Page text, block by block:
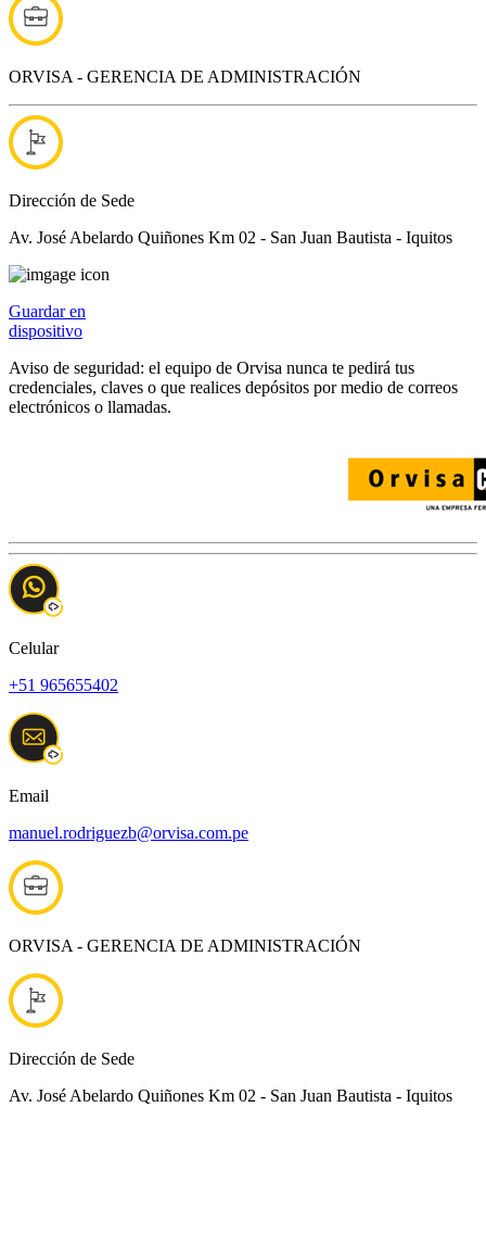
ORVISA - GERENCIA DE ADMINISTRACIÓN
Dirección de Sede
Av. José Abelardo Quiñones Km 02 - San Juan Bautista - Iquitos
Guardar en
dispositivo
Aviso de seguridad: el equipo de Orvisa nunca te pedirá tus
credenciales, claves o que realices depósitos por medio de correos
electrónicos o llamadas.
Celular
+51 965655402
Email
manuel.rodriguezb@orvisa.com.pe
ORVISA - GERENCIA DE ADMINISTRACIÓN
Dirección de Sede
Av. José Abelardo Quiñones Km 02 - San Juan Bautista - Iquitos